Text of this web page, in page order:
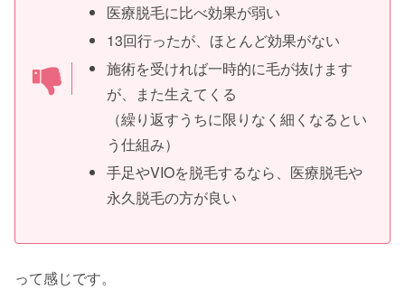
医療脱毛に比べ効果が弱い
13回行ったが、ほとんど効果がない
施術を受ければ一時的に毛が抜けます
が、また生えてくる
（繰り返すうちに限りなく細くなるとい
う仕組み）
手足やVIOを脱毛するなら、医療脱毛や
永久脱毛の方が良い
って感じです。